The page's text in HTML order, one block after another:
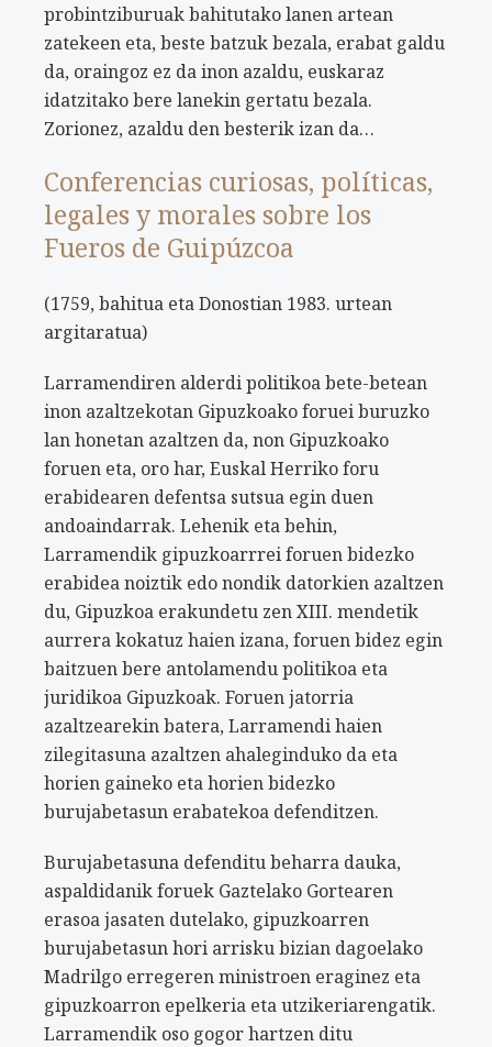
probintziburuak bahitutako lanen artean
zatekeen eta, beste batzuk bezala, erabat galdu
da, oraingoz ez da inon azaldu, euskaraz
idatzitako bere lanekin gertatu bezala.
Zorionez, azaldu den besterik izan da…
Conferencias curiosas, políticas,
legales y morales sobre los
Fueros de Guipúzcoa
(1759, bahitua eta Donostian 1983. urtean
argitaratua)
Larramendiren alderdi politikoa bete-betean
inon azaltzekotan Gipuzkoako foruei buruzko
lan honetan azaltzen da, non Gipuzkoako
foruen eta, oro har, Euskal Herriko foru
erabidearen defentsa sutsua egin duen
andoaindarrak. Lehenik eta behin,
Larramendik gipuzkoarrrei foruen bidezko
erabidea noiztik edo nondik datorkien azaltzen
du, Gipuzkoa erakundetu zen XIII. mendetik
aurrera kokatuz haien izana, foruen bidez egin
baitzuen bere antolamendu politikoa eta
juridikoa Gipuzkoak. Foruen jatorria
azaltzearekin batera, Larramendi haien
zilegitasuna azaltzen ahaleginduko da eta
horien gaineko eta horien bidezko
burujabetasun erabatekoa defenditzen.
Burujabetasuna defenditu beharra dauka,
aspaldidanik foruek Gaztelako Gortearen
erasoa jasaten dutelako, gipuzkoarren
burujabetasun hori arrisku bizian dagoelako
Madrilgo erregeren ministroen eraginez eta
gipuzkoarron epelkeria eta utzikeriarengatik.
Larramendik oso gogor hartzen ditu